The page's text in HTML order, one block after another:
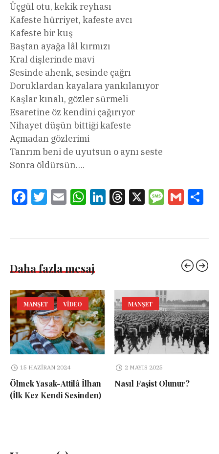
Üçgül otu, kekik reyhası
Kafeste hürriyet, kafeste avcı
Kafeste bir kuş
Baştan ayağa lâl kırmızı
Kral dişlerinde mavi
Sesinde ahenk, sesinde çağrı
Doruklardan kayalara yankılanıyor
Kaşlar kınalı, gözler sürmeli
Esaretine öz kendini çağırıyor
Nihayet düşün bittiği kafeste
Açmadan gözlerimi
Tanrım beni de uyutsun o aynı seste
Sonra öldürsün….
FacebookTwitterEmail WhatsAppLinkedInThreads
X Message
Gmail
Daha fazla mesaj
MANŞET VIDEO
15 HAZIRAN 2024
Ölmek Yasak-Attilâ İlhan
(İlk Kez Kendi Sesinden)
MANŞET
2 MAYIS 2025
Nasıl Faşist Olunur?